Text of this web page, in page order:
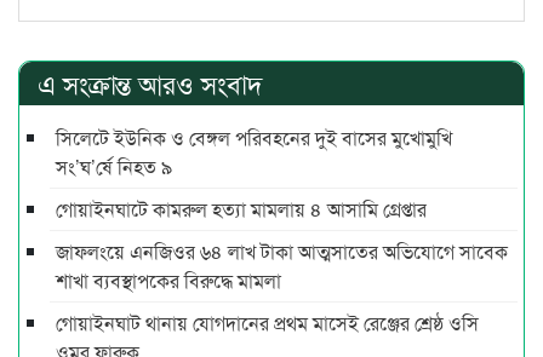
এ সংক্রান্ত আরও সংবাদ
সিলেটে ইউনিক ও বেঙ্গল পরিবহনের দুই বাসের মুখোমুখি
সং’ঘ’র্ষে নিহত ৯
গোয়াইনঘাটে কামরুল হত্যা মামলায় ৪ আসামি গ্রেপ্তার
জাফলংয়ে এনজিওর ৬৪ লাখ টাকা আত্মসাতের অভিযোগে সাবেক
শাখা ব্যবস্থাপকের বিরুদ্ধে মামলা
গোয়াইনঘাট থানায় যোগদানের প্রথম মাসেই রেঞ্জের শ্রেষ্ঠ ওসি
ওমর ফারুক